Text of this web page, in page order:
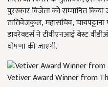
पुरस्कार विजेताको सम्मानित किया
तांतिवेजकुल, महासचिव,
डायरेक्टर्स ने टीवीएनआई बेस्ट
घोषणा की जाएगी.
Vetiver Award Winner from